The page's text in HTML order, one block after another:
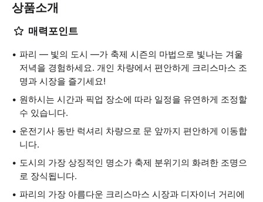
상품소개
매력포인트
파리 — 빛의 도시 —가 축제 시즌의 마법으로 빛나는 겨울
저녁을 경험하세요. 개인 차량에서 편안하게 크리스마스 조
명과 시장을 즐기세요!
원하시는 시간과 픽업 장소에 따라 일정을 유연하게 조정할
수 있습니다.
운전기사 동반 럭셔리 차량으로 문 앞까지 편안하게 이동합
니다.
도시의 가장 상징적인 명소가 축제 분위기의 화려한 조명으
로 장식됩니다.
파리의 가장 아름다운 크리스마스 시장과 디자이너 거리에